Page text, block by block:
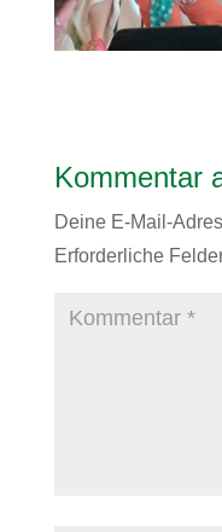
Kommentar
Deine E-Mail-
Erforderliche